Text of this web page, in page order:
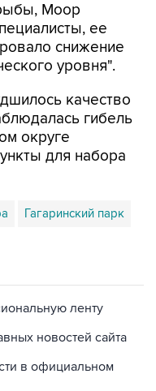
Моор
ее
снижение
уровня".
качество
гибель
округе
для набора
Гагаринский парк
ленту
новостей сайта
в официальном